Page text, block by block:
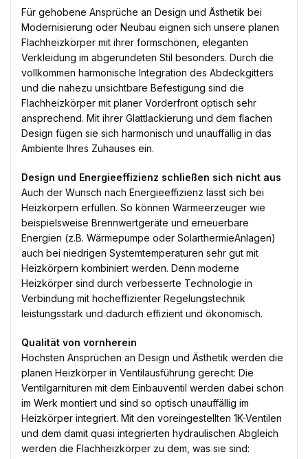
Für gehobene Ansprüche an Design und Ästhetik bei
Modernisierung oder Neubau eignen sich unsere planen
Flachheizkörper mit ihrer formschönen, eleganten
Verkleidung im abgerundeten Stil besonders. Durch die
vollkommen harmonische Integration des Abdeckgitters
und die nahezu unsichtbare Befestigung sind die
Flachheizkörper mit planer Vorderfront optisch sehr
ansprechend. Mit ihrer Glattlackierung und dem flachen
Design fügen sie sich harmonisch und unauffällig in das
Ambiente Ihres Zuhauses ein.
Design und Energieeffizienz schließen sich nicht aus
Auch der Wunsch nach Energieeffizienz lässt sich bei
Heizkörpern erfüllen. So können Wärmeerzeuger wie
beispielsweise Brennwertgeräte und erneuerbare
Energien (z.B. Wärmepumpe oder SolarthermieAnlagen)
auch bei niedrigen Systemtemperaturen sehr gut mit
Heizkörpern kombiniert werden. Denn moderne
Heizkörper sind durch verbesserte Technologie in
Verbindung mit hocheffizienter Regelungstechnik
leistungsstark und dadurch effizient und ökonomisch.
Qualität von vornherein
Höchsten Ansprüchen an Design und Ästhetik werden die
planen Heizkörper in Ventilausführung gerecht: Die
Ventilgarnituren mit dem Einbauventil werden dabei schon
im Werk montiert und sind so optisch unauffällig im
Heizkörper integriert. Mit den voreingestellten 1K-Ventilen
und dem damit quasi integrierten hydraulischen Abgleich
werden die Flachheizkörper zu dem, was sie sind: